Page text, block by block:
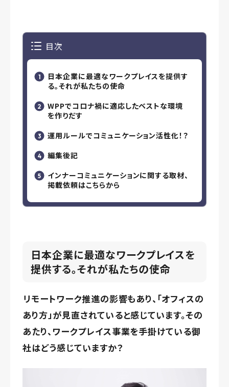
目次
日本企業に最適なワークプレイスを提供す
る。それが私たちの使命
WPPでコロナ禍に適応したベストな環境
を作りだす
運用ルールでコミュニケーション活性化！？
編集後記
インナーコミュニケーションに関する取材、
掲載依頼はこちらから
日本企業に最適なワークプレイスを
提供する。それが私たちの使命
リモートワーク推進の影響もあり、「オフィスの
あり方」が見直されていると感じています。その
あたり、ワークプレイス事業を手掛けている御
社はどう感じていますか？